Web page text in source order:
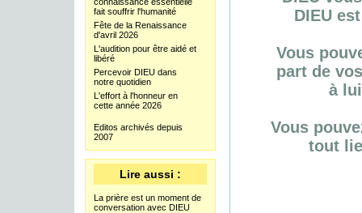
DIEU
Vous
part de
à
Vous
tout
fait souffrir l'humanité
Fête de la Renaissance
d'avril 2026
L'audition pour être aidé et
libéré
Percevoir DIEU dans
notre quotidien
L'effort à l'honneur en
cette année 2026
Editos archivés depuis
2007
Lire aussi :
La prière est un moment de
conversation avec DIEU